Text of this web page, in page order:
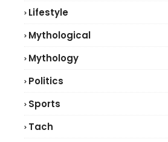
Lifestyle
Mythological
Mythology
Politics
Sports
Tach